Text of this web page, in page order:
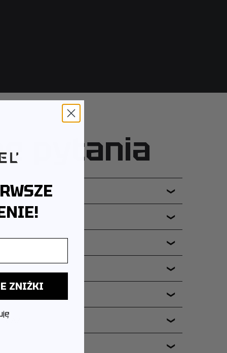
pytania
❯
❯
❯
❯
❯
❯
❯
ZNIŻKI